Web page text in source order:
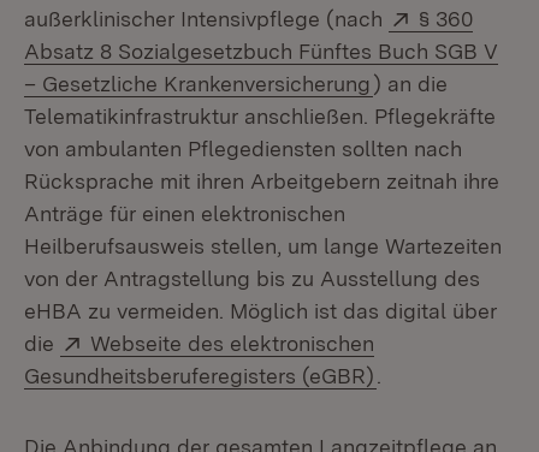
außerklinischer Intensivpflege (nach
Extern:
§ 360
Absatz 8 Sozialgesetzbuch Fünftes Buch SGB V
– Gesetzliche Krankenversicherung(Öffnet in
) an die
Telematikinfrastruktur anschließen. Pflegekräfte
von ambulanten Pflegediensten sollten nach
Rücksprache mit ihren Arbeitgebern zeitnah ihre
Anträge für einen elektronischen
Heilberufsausweis stellen, um lange Wartezeiten
von der Antragstellung bis zu Ausstellung des
eHBA zu vermeiden. Möglich ist das digital über
die
Extern:
Webseite des elektronischen
Gesundheitsberuferegisters (eGBR)
Die Anbindung der gesamten Langzeitpflege an